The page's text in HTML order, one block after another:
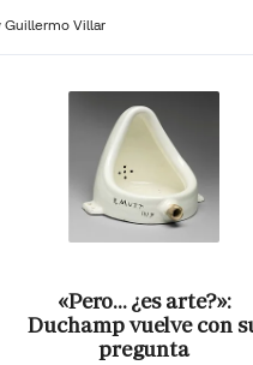
Guillermo Villar
«Pero… ¿es arte?»:
Duchamp vuelve con
pregunta